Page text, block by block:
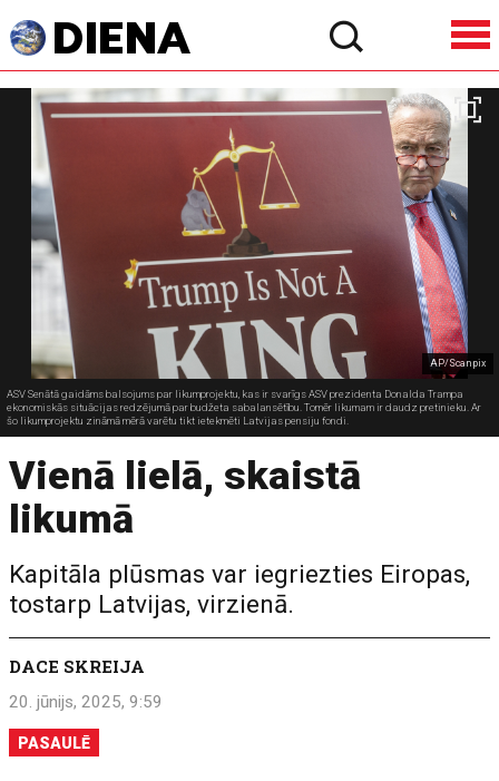
AP/Scanpix
ASV Senātā gaidāms balsojums par likumprojektu, kas ir svarīgs ASV prezidenta Donalda Trampa
ekonomiskās situācijas redzējumā par budžeta sabalansētību. Tomēr likumam ir daudz pretinieku. Ar
šo likumprojektu zināmā mērā varētu tikt ietekmēti Latvijas pensiju fondi.
Vienā lielā, skaistā
likumā
Kapitāla plūsmas var iegriezties Eiropas,
tostarp Latvijas, virzienā.
DACE SKREIJA
20. jūnijs, 2025, 9:59
PASAULĒ